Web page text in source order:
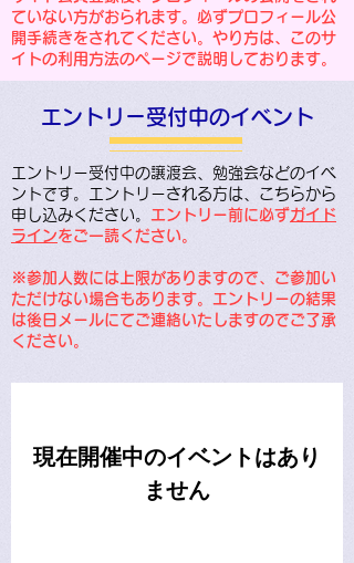
ていない方がおられます。必ずプロフィール公
開手続きをされてください。やり方は、このサ
イトの利用方法のページで説明しております。
エントリー受付中のイベント
エントリー受付中の譲渡会、勉強会などのイベ
ントです。エントリーされる方は、こちらから
申し込みください。 エントリー前に必ずガイド
ラインをご一読ください。
※参加人数には上限がありますので、ご参加い
ただけない場合もあります。エントリーの結果
は後日メールにてご連絡いたしますのでご了承
ください。
現在開催中のイベントはあり
ません